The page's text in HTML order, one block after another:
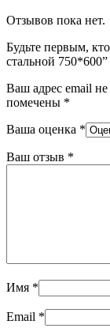
Отзывов пока нет.
Будьте первым,
стальной 750*600”
Ваш адрес email не
помечены *
Ваша оценка *
Ваш отзыв *
Имя *
Email *